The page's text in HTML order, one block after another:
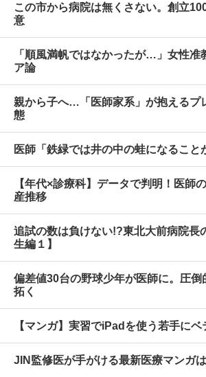
この市から病院は無くさない。創立
意
「順風満帆ではなかったが…」女性准
ア論
親から子へ…「医師家系」が抱えるプ
態
医師「鉄緑では井の中の蛙になること
【年代×診療科】データで判明！医師
産推移
追試の数は負けない!?東北大前病院長
生編１】
偏差値30台の野球少年が医師に。圧倒
拓く
【マンガ】実習でiPadを使う若手に
JIN監修医が手がける最新医療マンガ